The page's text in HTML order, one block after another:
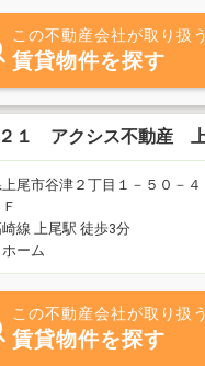
の調査事業にも力を入れてお
お聞かせ願います。全力を挙
かりましたら、物件資料を送付
公売物件のサポートも行って
いです。
この不動産会社が取り扱う
賃貸物件を探す
２１ アクシス不動産
尾市谷津２丁目１－５０－
崎線 上尾駅 徒歩3分
ーム
この不動産会社が取り扱う
賃貸物件を探す